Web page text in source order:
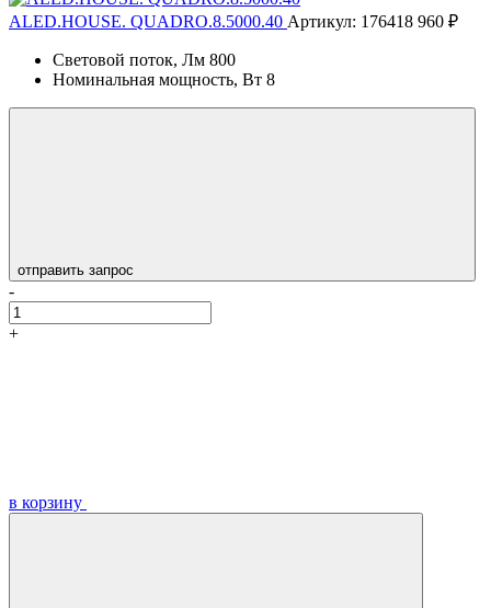
ALED.HOUSE. QUADRO.8.5000.40 Артикул: 176418 960 ₽
Световой поток, Лм 800
Номинальная мощность, Вт 8
отправить запрос
-
+
в корзину